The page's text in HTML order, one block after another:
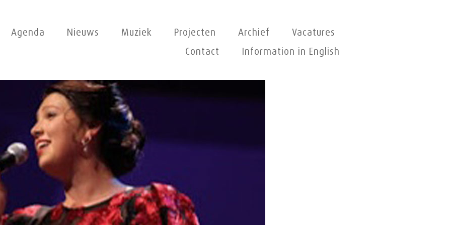
Agenda Nieuws Muziek Projecten Archief
Vacatures
Contact
Information in English